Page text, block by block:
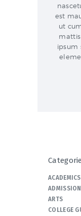
est
ut
ipsum
ACADEMICS
ADMISSION
ARTS
COLLEGE